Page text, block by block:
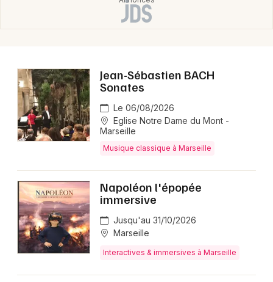
Jean-Sébastien BACH
Sonates
Le 06/08/2026
Eglise Notre Dame du Mont -
Marseille
Musique classique à Marseille
Napoléon l'épopée
immersive
Jusqu'au 31/10/2026
Marseille
Interactives & immersives à Marseille